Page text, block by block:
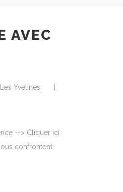
AVEC
Les Yvelines
--> Cliquer ici
confrontent